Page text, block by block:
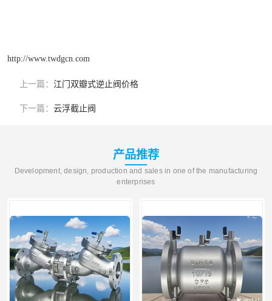
http://www.twdgcn.com
上一篇： 江门双瓣式逆止阀价格
下一篇： 云浮截止阀
产品推荐
Development, design, production and sales in one of the manufacturing
enterprises